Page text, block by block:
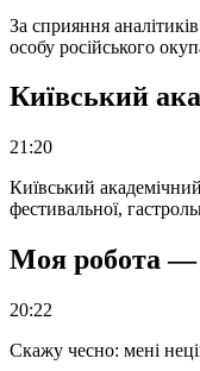
За сприяння
особу російського
Київський
21:20
Київський
фестивальної,
Моя робота —
20:22
Скажу чесно: мені